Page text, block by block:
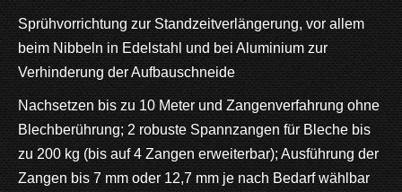
Sprühvorrichtung zur Standzeitverlängerung, vor allem
beim Nibbeln in Edelstahl und bei Aluminium zur
Verhinderung der Aufbauschneide
Nachsetzen bis zu 10 Meter und Zangenverfahrung ohne
Blechberührung; 2 robuste Spannzangen für Bleche bis
zu 200 kg (bis auf 4 Zangen erweiterbar); Ausführung der
Zangen bis 7 mm oder 12,7 mm je nach Bedarf wählbar